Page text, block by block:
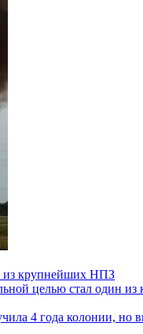
из крупнейших НПЗ
целью стал один
4 года колонии, но